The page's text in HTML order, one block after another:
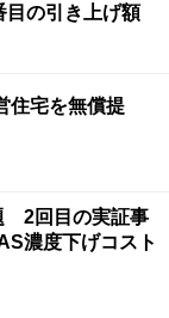
の引き上げ額
住宅を無償提
2回目の実証事
濃度下げコスト